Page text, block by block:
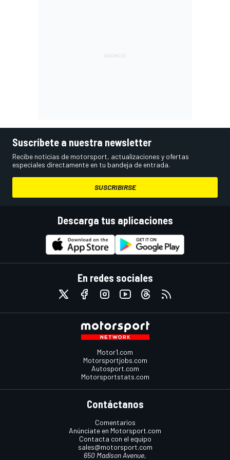
Suscríbete a nuestra newsletter
Recibe noticias de motorsport, actualizaciones y ofertas
especiales directamente en tu bandeja de entrada.
SUSCRIBIRSE
Descarga tus aplicaciones
En redes sociales
Motor1.com
Motorsportjobs.com
Autosport.com
Motorsportstats.com
Contáctanos
Comentarios
Anúnciate en Motorsport.com
Contacta con el equipo
sales@motorsport.com
650 Madison Avenue,